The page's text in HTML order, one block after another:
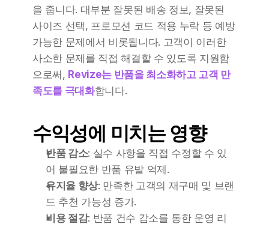
을 줍니다. 대부분 잘못된 배송 정보, 잘못된
사이즈 선택, 프로모션 코드 적용 누락 등 예방
가능한 문제에서 비롯됩니다. 고객이 이러한
사소한 문제를 직접 해결할 수 있도록 지원함
으로써, Revize는 반품을 최소화하고 고객 만
족도를 극대화합니다.
수익성에 미치는 영향
반품 감소: 실수 사항을 직접 수정할 수 있
어 불필요한 반품 유발 억제.
유지율 향상: 만족한 고객의 재구매 및 브랜
드 추천 가능성 증가.
비용 절감: 반품 건수 감소를 통한 운영 리